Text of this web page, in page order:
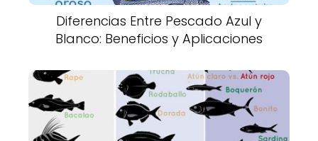
Diferencias Entre Pescado Azul y
Blanco: Beneficios y Aplicaciones